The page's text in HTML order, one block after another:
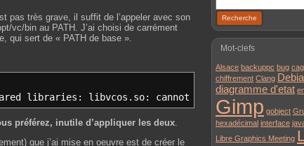
pas très grave, il suffit de l’appeler avec son
vc/bin au PATH. J’ai choisi de carrément
qui sert de « PATH de base ».
libraries: libvcos.so: cannot open shared object
préférez, inutile d’appliquer les deux
que j’ai mise en oeuvre est de créer le
Mot-clefs
Alsace backuppc bug
chiffrement Clang
diagramme d'etat
Gimp gobject
hexadécimal interface
Libre Graphics Meeting